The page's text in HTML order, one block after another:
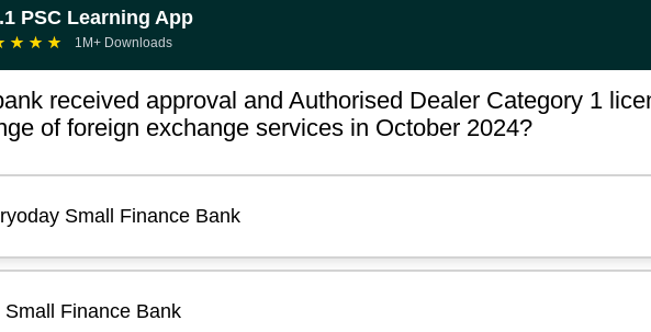
PSC Learning App
★ ★ ★ 1M+ Downloads
received approval and Authorised Dealer Category 1
of foreign exchange services in October 2024?
Small Finance Bank
Small Finance Bank